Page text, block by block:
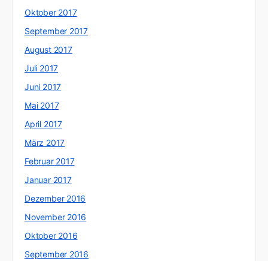
Oktober 2017
September 2017
August 2017
Juli 2017
Juni 2017
Mai 2017
April 2017
März 2017
Februar 2017
Januar 2017
Dezember 2016
November 2016
Oktober 2016
September 2016